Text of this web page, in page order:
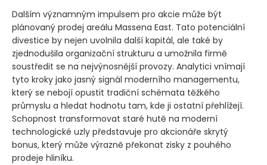
Dalším významným impulsem pro akcie může být
plánovaný prodej areálu Massena East. Tato potenciální
divestice by nejen uvolnila další kapitál, ale také by
zjednodušila organizační strukturu a umožnila firmě
soustředit se na nejvýnosnější provozy. Analytici vnímají
tyto kroky jako jasný signál moderního managementu,
který se nebojí opustit tradiční schémata těžkého
průmyslu a hledat hodnotu tam, kde ji ostatní přehlížejí.
Schopnost transformovat staré hutě na moderní
technologické uzly představuje pro akcionáře skrytý
bonus, který může výrazně překonat zisky z pouhého
prodeje hliníku.